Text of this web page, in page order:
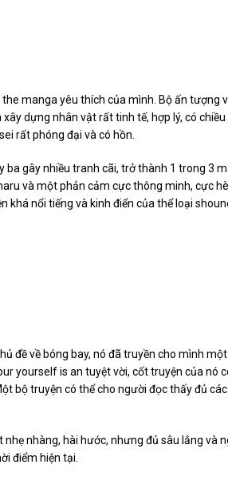
manga yêu thích của mình. Bộ ấn tượng
dựng nhân vật rất tinh tế, hợp lý, có
rất phóng đại và có hồn.
ba gây nhiều tranh cãi, trở thành 1 trong 3
và một phản cảm cực thông minh, cực
khá nổi tiếng và kinh điển của thể loại
đề về bóng bay, nó đã truyền cho mình
yourself is an tuyệt vời, cốt truyện của nó
bộ truyện có thể cho người đọc thấy đủ
nhàng, hài hước, nhưng đủ sâu lắng và
điểm hiện tại.